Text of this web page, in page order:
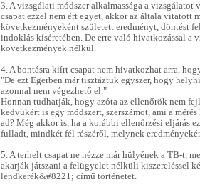
3. A vizsgálati módszer alkalmassága a vizsgálatot
csapat ezzel nem ért egyet, akkor az általa vitatott
következményeként született eredményt, döntést
indoklás kíséretében. De erre való hivatkozással a
következmények nélkül.
4. A bontásra kiírt csapat nem hivatkozhat arra,
"De ezt Egerben már tisztáztuk egyszer, hogy
azonnal nem végezhető el."
Honnan tudhatják, hogy azóta az ellenőrök nem
kedvükért is egy módszert, szerszámot, ami a
ad? Még akkor is, ha a korábbi ellenőrzési eljárás
fulladt, mindkét fél részéről, melynek
5. A terhelt csapat ne nézze már hülyének a TB-t,
akarják játszani a felügyelet nélküli kiszereléssel
lendkerék&#8221; című történetet.